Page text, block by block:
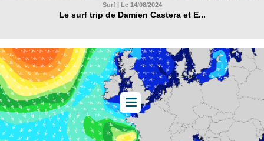
Surf | Le 14/08/2024
Le surf trip de Damien Castera et E...